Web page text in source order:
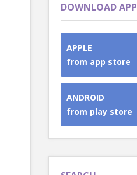
DOWNLOAD APP
APPLE
from app store
ANDROID
from play store